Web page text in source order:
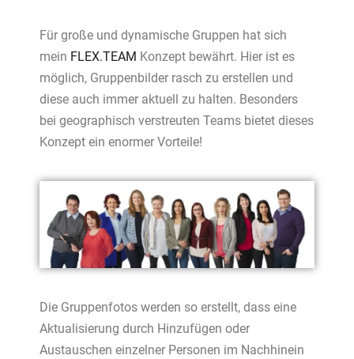
Für große und dynamische Gruppen hat sich
mein FLEX.TEAM Konzept bewährt. Hier ist es
möglich, Gruppenbilder rasch zu erstellen und
diese auch immer aktuell zu halten. Besonders
bei geographisch verstreuten Teams bietet dieses
Konzept ein enormer Vorteile!
Die Gruppenfotos werden so erstellt, dass eine
Aktualisierung durch Hinzufügen oder
Austauschen einzelner Personen im Nachhinein